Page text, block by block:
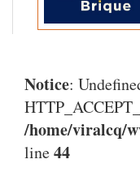
Notice:
/home/viralcq/
line44